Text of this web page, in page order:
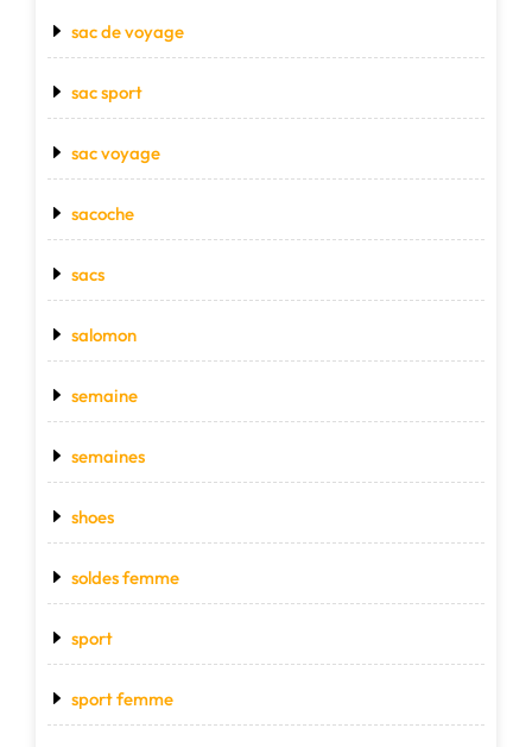
sac de voyage
sac sport
sac voyage
sacoche
sacs
salomon
semaine
semaines
shoes
soldes femme
sport
sport femme